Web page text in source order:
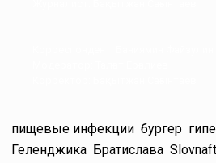
пищевые инфекции бургер
Геленджика Братислава Slovnaft